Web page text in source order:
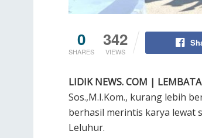
0
SHARES
342
VIEWS
LIDIK NEWS. COM |
Sos.,M.I.Kom., kurang lebih
berhasil merintis karya lewat
Leluhur.